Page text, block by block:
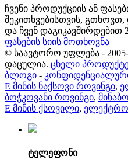
ჩვენი პროდუქციის ან
შეკითხვებისთვის,
და ჩვენ დაგიკავშირდებით
ფასების სიის მოთხოვნა
© საავტორო უფლება -
დაცულია. ცხელი
ბლოგი -
E მინის ნაქსოვი როვინგი,
ბოჭკოვანი როვინგი,
E მინის ქსოვილი,
ტელეფონი